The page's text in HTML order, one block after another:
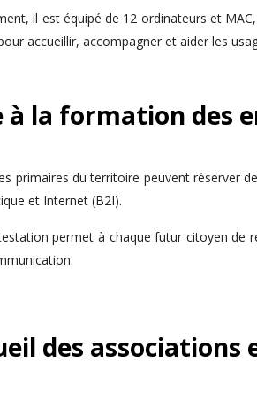
il est équipé de 12 ordinateurs et
accueillir, accompagner et aider les
à la formation des
primaires du territoire peuvent réserver
et Internet (B2I).
permet à chaque futur citoyen de
des associations